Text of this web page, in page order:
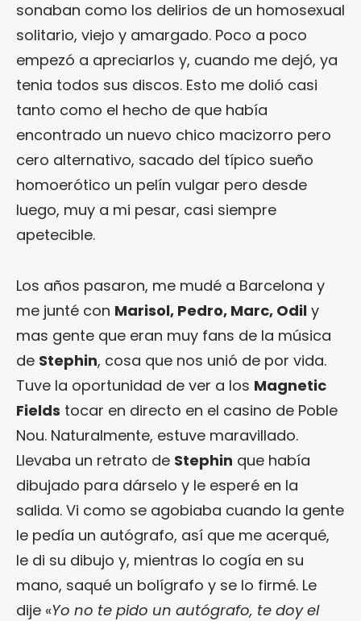
sonaban como los delirios de un homosexual
solitario, viejo y amargado. Poco a poco
empezó a apreciarlos y, cuando me dejó, ya
tenia todos sus discos. Esto me dolió casi
tanto como el hecho de que había
encontrado un nuevo chico macizorro pero
cero alternativo, sacado del típico sueño
homoerótico un pelín vulgar pero desde
luego, muy a mi pesar, casi siempre
apetecible.
Los años pasaron, me mudé a Barcelona y
me junté con Marisol, Pedro, Marc, Odil y
mas gente que eran muy fans de la música
de Stephin, cosa que nos unió de por vida.
Tuve la oportunidad de ver a los Magnetic
Fields tocar en directo en el casino de Poble
Nou. Naturalmente, estuve maravillado.
Llevaba un retrato de Stephin que había
dibujado para dárselo y le esperé en la
salida. Vi como se agobiaba cuando la gente
le pedía un autógrafo, así que me acerqué,
le di su dibujo y, mientras lo cogía en su
mano, saqué un bolígrafo y se lo firmé. Le
dije «Yo no te pido un autógrafo, te doy el